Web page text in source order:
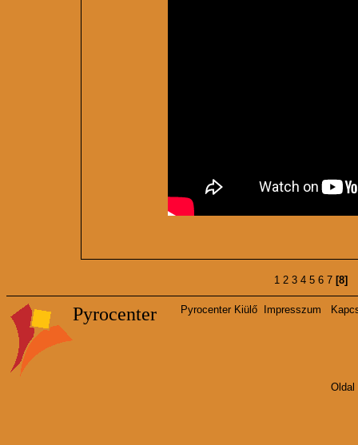
1 2 3 4 5 6 7 [8]
Pyrocenter Pyrocenter Kiülő Impresszum
Oldal